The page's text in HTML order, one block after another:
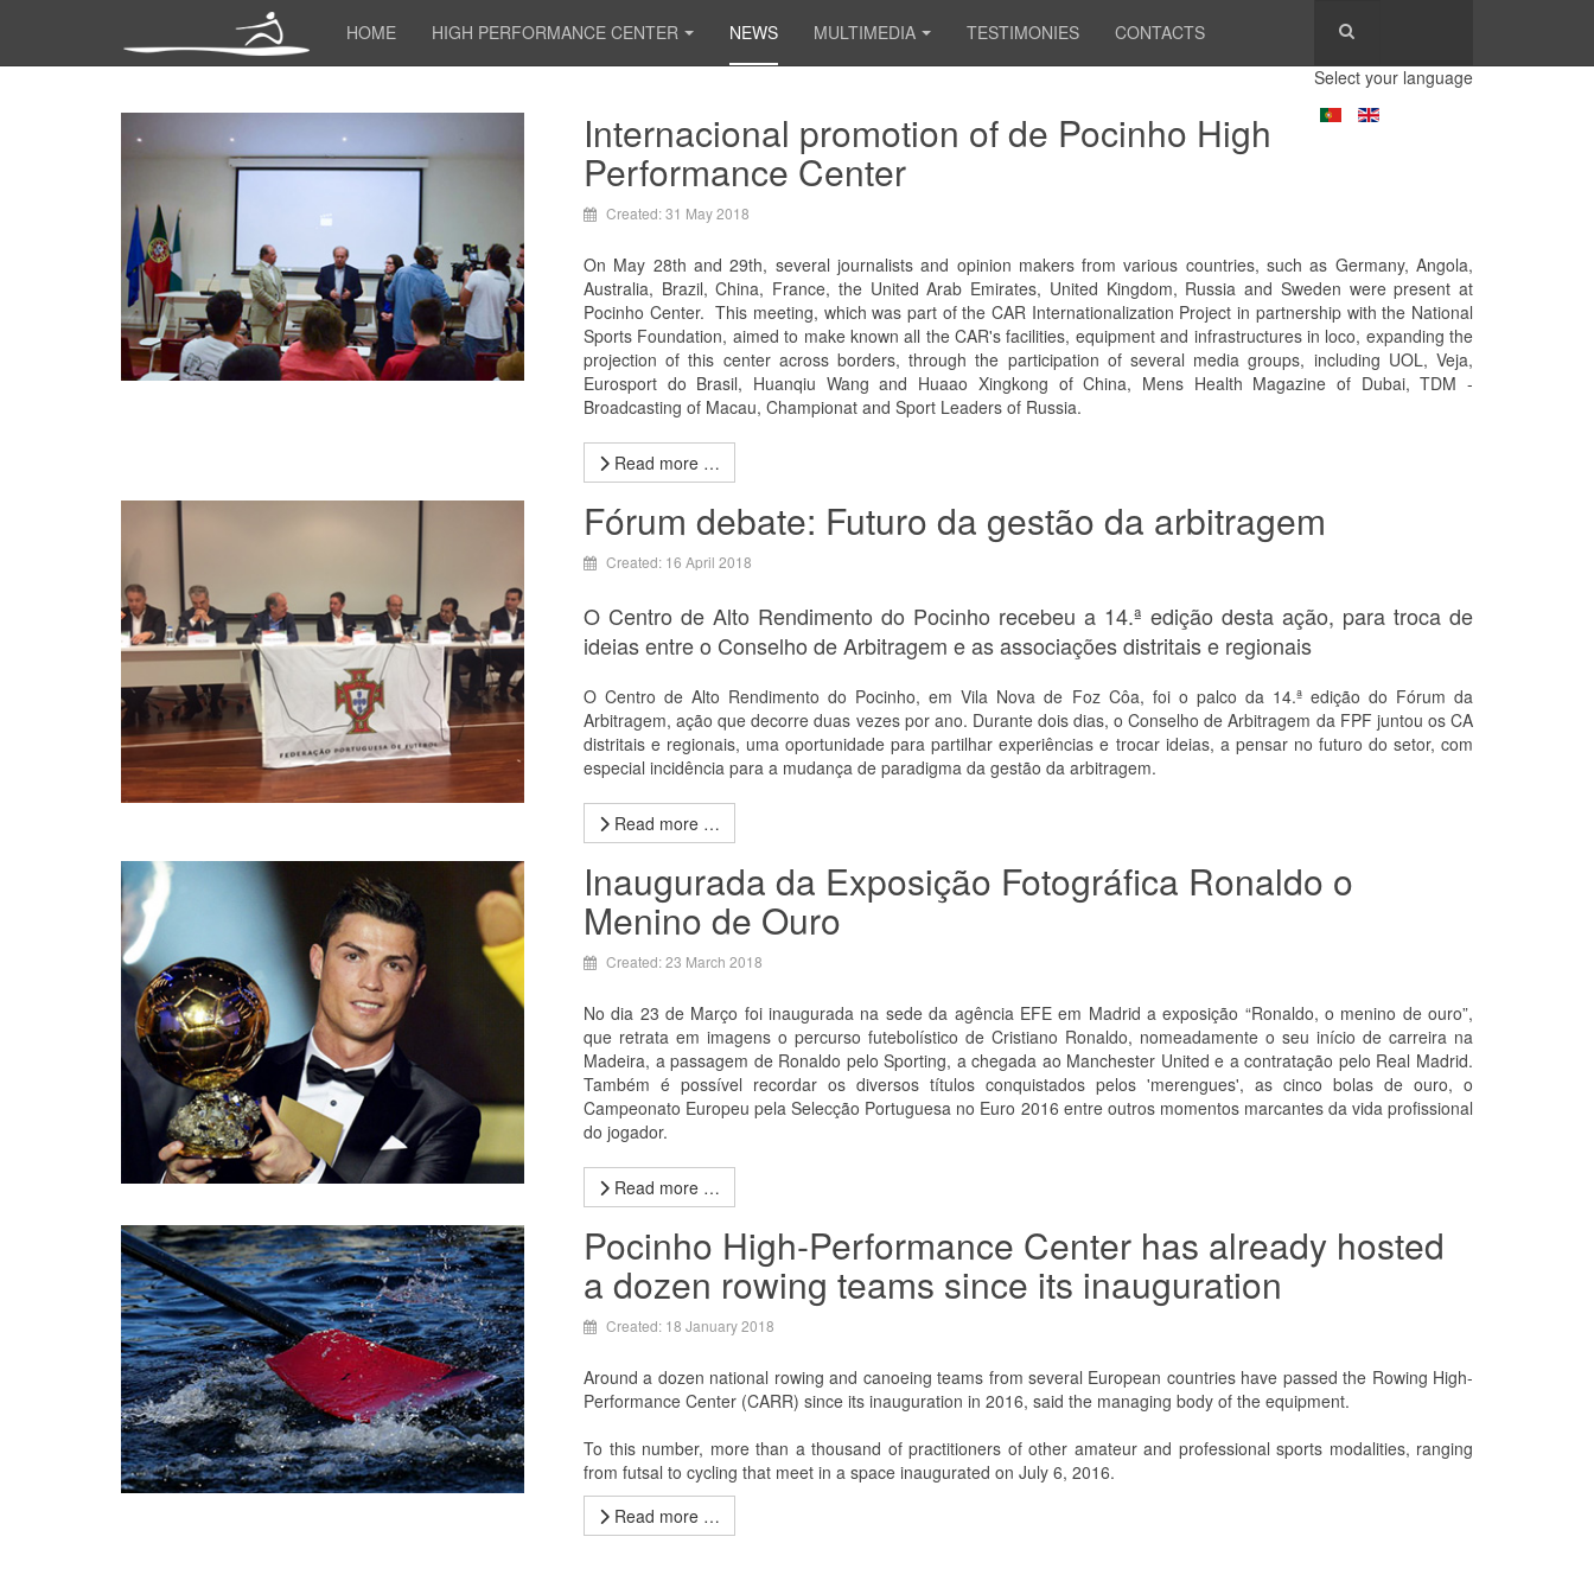
Select your language
HOME HIGH PERFORMANCE CENTER NEWS MULTIMEDIA TESTIMONIES CONTACTS
Internacional promotion of de Pocinho High
Performance Center
Created: 31 May 2018
On May 28th and 29th, several journalists and opinion makers from various countries, such as Germany, Angola,
Australia, Brazil, China, France, the United Arab Emirates, United Kingdom, Russia and Sweden were present at
Pocinho Center. This meeting, which was part of the CAR Internationalization Project in partnership with the National
Sports Foundation, aimed to make known all the CAR's facilities, equipment and infrastructures in loco, expanding the
projection of this center across borders, through the participation of several media groups, including UOL, Veja,
Eurosport do Brasil, Huanqiu Wang and Huaao Xingkong of China, Mens Health Magazine of Dubai, TDM -
Broadcasting of Macau, Championat and Sport Leaders of Russia.
Read more …
Fórum debate: Futuro da gestão da arbitragem
Created: 16 April 2018
O Centro de Alto Rendimento do Pocinho recebeu a 14.ª edição desta ação, para troca de
ideias entre o Conselho de Arbitragem e as associações distritais e regionais
O Centro de Alto Rendimento do Pocinho, em Vila Nova de Foz Côa, foi o palco da 14.ª edição do Fórum da
Arbitragem, ação que decorre duas vezes por ano. Durante dois dias, o Conselho de Arbitragem da FPF juntou os CA
distritais e regionais, uma oportunidade para partilhar experiências e trocar ideias, a pensar no futuro do setor, com
especial incidência para a mudança de paradigma da gestão da arbitragem.
Read more …
Inaugurada da Exposição Fotográfica Ronaldo o
Menino de Ouro
Created: 23 March 2018
No dia 23 de Março foi inaugurada na sede da agência EFE em Madrid a exposição “Ronaldo, o menino de ouro”,
que retrata em imagens o percurso futebolístico de Cristiano Ronaldo, nomeadamente o seu início de carreira na
Madeira, a passagem de Ronaldo pelo Sporting, a chegada ao Manchester United e a contratação pelo Real Madrid.
Também é possível recordar os diversos títulos conquistados pelos 'merengues', as cinco bolas de ouro, o
Campeonato Europeu pela Selecção Portuguesa no Euro 2016 entre outros momentos marcantes da vida profissional
do jogador.
Read more …
Pocinho High-Performance Center has already hosted
a dozen rowing teams since its inauguration
Created: 18 January 2018
Around a dozen national rowing and canoeing teams from several European countries have passed the Rowing High-
Performance Center (CARR) since its inauguration in 2016, said the managing body of the equipment.
To this number, more than a thousand of practitioners of other amateur and professional sports modalities, ranging
from futsal to cycling that meet in a space inaugurated on July 6, 2016.
Read more …